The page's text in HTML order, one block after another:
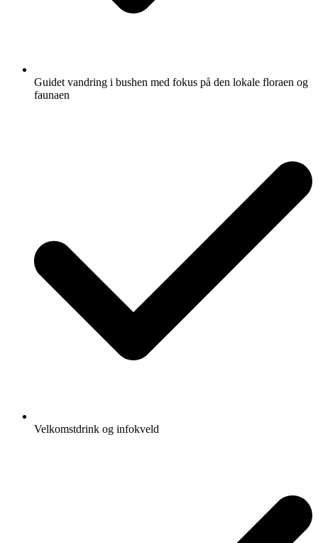
Guidet vandring i bushen med fokus på den lokale floraen og
faunaen
Velkomstdrink og infokveld